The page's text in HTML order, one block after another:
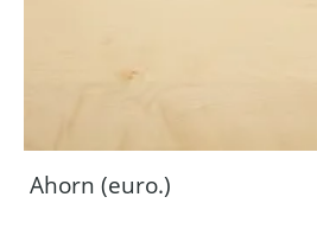
Ahorn (euro.)